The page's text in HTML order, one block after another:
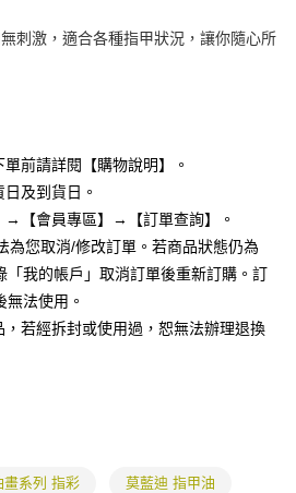
有限公司」（以下簡稱本公司）所提供，讓
買商品或服務，並由商店將買賣／分期付款
提供予台灣大哥大進項蒐集、處理及利用，
所需資料之確認、核對及更正。
下連結：https://oppay.tw/userRule
內，點擊此簡訊中的連結，可透過四大超商／
進行付款，方視為交易完成。
不需立刻繳費，但若您需要取消訂單，請聯絡
取消之訂單仍視為有效，需透過AFTEE先享
享後付 」之結帳頁面顯示為準，若有關於
退款等相關疑問，請聯繫「AFTEE先享後付
供個人資料，並將交易相關給付款項請求債
司。
瀏覽以下網址：
法定代理人或監護人之同意方可使用
同意申辦者引起之損失，本公司不負相關責
，將依據個別帳號之用戶狀況，依本公司即
止該用戶之使用額度並採取法律行動。
以上)免運費
上)免運費
刺激，適合各種指甲狀況，讓你隨心所
前請詳閱【購物說明】。
及到貨日。
→【會員專區】→【訂單查詢】。
為您取消/修改訂單。若商品狀態仍為
「我的帳戶」取消訂單後重新訂購。訂
法使用。
若經拆封或使用過，恕無法辦理退換
畫系列 指彩 莫藍迪 指甲油